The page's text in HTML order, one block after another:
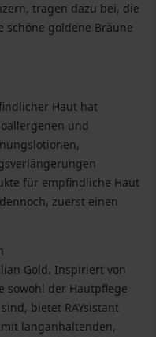
tragen dazu bei, die
schöne goldene Bräune
Haut hat
und
für empfindliche Haut
zuerst einen
Gold. Inspiriert von
sowohl der Hautpflege
bietet RAYsistant
langanhaltenden,